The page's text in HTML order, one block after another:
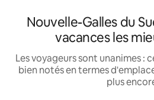
Nouvelle-Galles du
vacances les
Les voyageurs sont unanimes :
bien notés en termes
plus